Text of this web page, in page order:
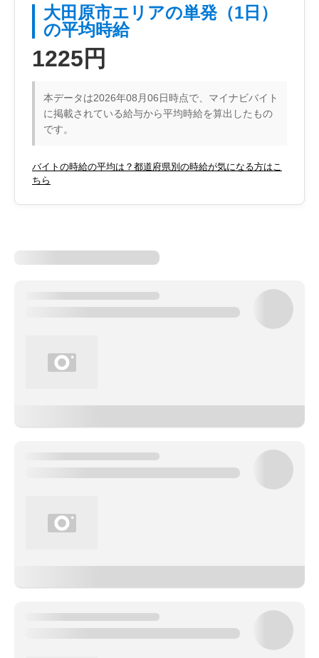
大田原市エリアの単発（1日）
の平均時給
1225円
本データは2026年08月06日時点で、マイナビバイト
に掲載されている給与から平均時給を算出したもの
です。
バイトの時給の平均は？都道府県別の時給が気になる方はこ
ちら